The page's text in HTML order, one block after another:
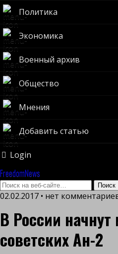
Политика
Экономика
Военный архив
Общество
Мнения
Добавить статью
Login
FreedomNews
02.02.2017 • нет
В России
советских Ан-2